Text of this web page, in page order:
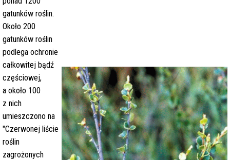
gatunków roślin.
Około 200
gatunków roślin
podlega ochronie
całkowitej bądź
częściowej,
a około 100
z nich
umieszczono na
"Czerwonej liście
roślin
zagrożonych